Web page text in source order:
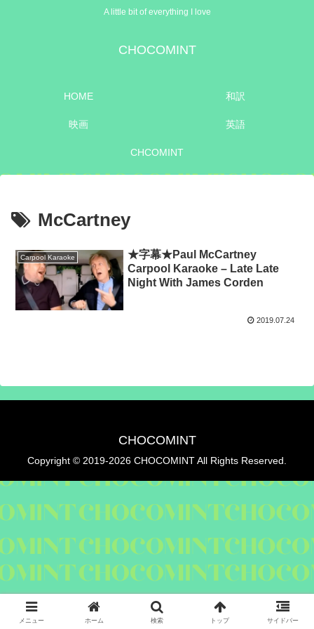
A little bit of everything I love
CHOCOMINT
HOME 和訳
映画 英語
CHCOMINT
McCartney
Carpool Karaoke
★字幕★Paul McCartney
Carpool Karaoke – Late Late
Night With James Corden
2019.07.24
CHOCOMINT
Copyright © 2019-2026 CHOCOMINT All Rights Reserved.
メニュー ホーム 検索 トップ サイドバー